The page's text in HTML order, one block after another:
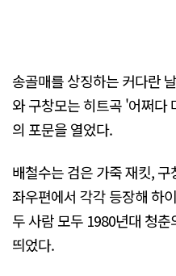
송골매를 상징하는 커다란
와 구창모는 히트곡 '어쩌다
의 포문을 열었다.
배철수는 검은 가죽 재킷,
좌우편에서 각각 등장해 하
두 사람 모두 1980년대 청
띄었다.